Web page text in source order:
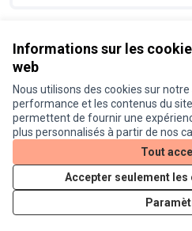
Informations sur les
web
Nous utilisons des cookies sur
performance et les contenus du
permettent de fournir une
plus personnalisés à partir de nos
Tout
Accepter seulement
Conditions d'utilisation
Paramètres des cookies
Je participe ! sur X
(Lien externe)
Je participe ! sur Facebook
Je participe ! sur
Site réalisé grâce aulogiciel libre